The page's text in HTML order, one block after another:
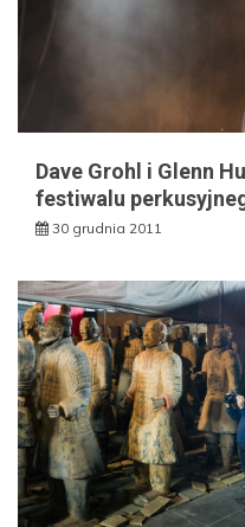
Dave Grohl i Glenn
festiwalu
30 grudnia 2011